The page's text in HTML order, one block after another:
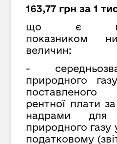
163,77 грн за 1
що є
показником
величин:
-
природного
рентної плати
надрами для
природного газу
податковому